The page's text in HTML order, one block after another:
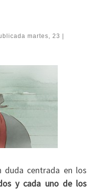
martes, 23 |
duda centrada en los
y cada uno de los